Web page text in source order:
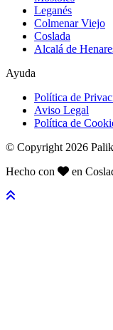
Leganés
Colmenar Viejo
Coslada
Alcalá de
Ayuda
Política de
Aviso Legal
Política de
© Copyright 2026
Hecho con
en